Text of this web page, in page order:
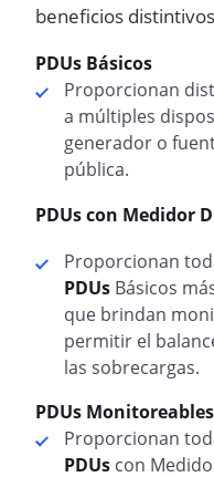
beneficios
PDUs Básicos
Proporcionan
a múltiples
generador o
pública.
PDUs con Medidor
Proporcionan
PDUsBásicos
que brindan
permitir el
las sobrecargas.
PDUs Monitoreables
Proporcionan
PDUscon